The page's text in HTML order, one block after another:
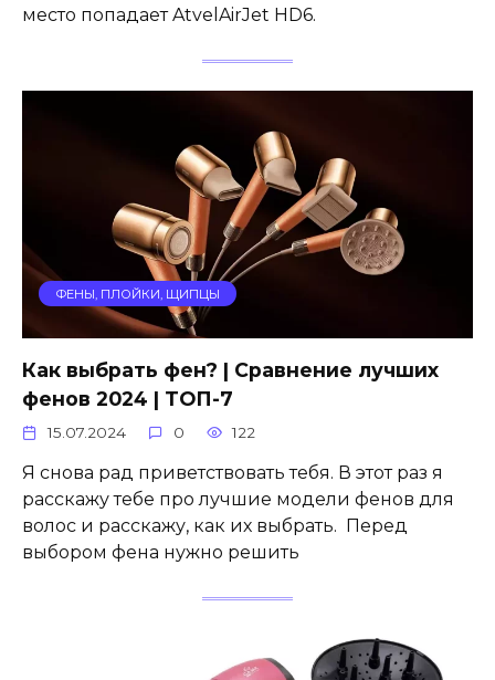
место попадает AtvelAirJet HD6.
ФЕНЫ, ПЛОЙКИ, ЩИПЦЫ
Как выбрать фен? | Сравнение лучших
фенов 2024 | ТОП-7
15.07.2024 0 122
Я снова рад приветствовать тебя. В этот раз я
расскажу тебе про лучшие модели фенов для
волос и расскажу, как их выбрать. Перед
выбором фена нужно решить